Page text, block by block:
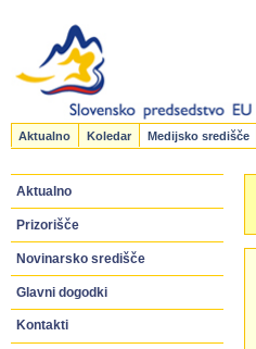
Aktualno Koledar Medijsko središče
Aktualno
Prizorišče
Novinarsko središče
Glavni dogodki
Kontakti